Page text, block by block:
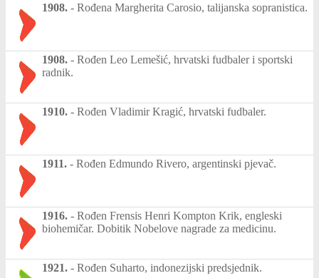
1908. - Rođena Margherita Carosio, talijanska sopranistica.
1908. - Rođen Leo Lemešić, hrvatski fudbaler i sportski
radnik.
1910. - Rođen Vladimir Kragić, hrvatski fudbaler.
1911. - Rođen Edmundo Rivero, argentinski pjevač.
1916. - Rođen Frensis Henri Kompton Krik, engleski
biohemičar. Dobitik Nobelove nagrade za medicinu.
1921. - Rođen Suharto, indonezijski predsjednik.